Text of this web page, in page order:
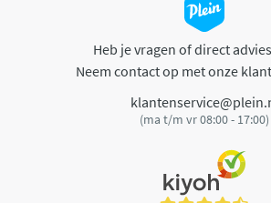
Heb je vragen of direct
Neem contact op met onze
(ma t/m vr 08:00 - 17:00)